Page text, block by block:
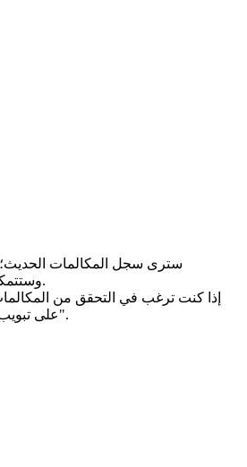
سترى سجل المكالمات الحديث؛
وستتمكن من عرض المزيد.
إذا كنت ترغب في التحقق من
على تبويب "المكالمات الفائتة".